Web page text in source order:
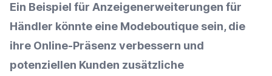
Ein Beispiel für Anzeigenerweiterungen für
Händler könnte eine Modeboutique sein, die
ihre Online-Präsenz verbessern und
potenziellen Kunden zusätzliche